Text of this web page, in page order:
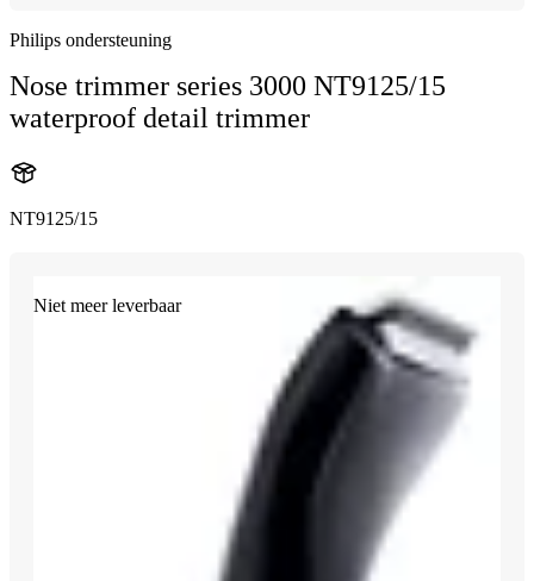
Philips ondersteuning
Nose trimmer series 3000 NT9125/15
waterproof detail trimmer
NT9125/15
Niet meer leverbaar